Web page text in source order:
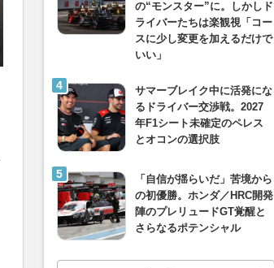
の“モンスター”に。しかしド
ライバーたちは楽観視「コー
スに少し変更を加えるだけで
いい」
サマーブレイク中に活発にな
るドライバー交渉戦。2027
年F1シート未確定のペレス
とオコンの選択肢
「自信が揺らいだ」苦境から
の初優勝。ホンダ／HRC開発
陣のプレリュードGT覚醒と
さらなるポテンシャル